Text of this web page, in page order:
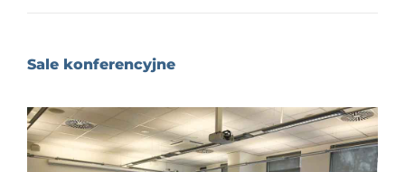
Sale konferencyjne